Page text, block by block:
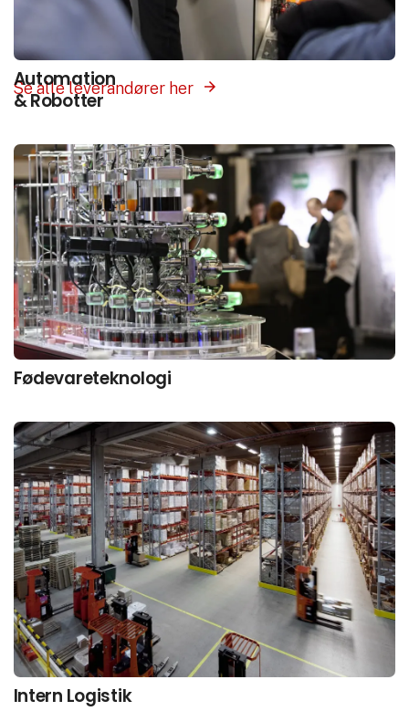
søger, og få præsenteret leverandører med
produkter og løsninger inden for dette felt.
Se alle leverandører her
Automation
& Robotter
Fødevareteknologi
Intern Logistik